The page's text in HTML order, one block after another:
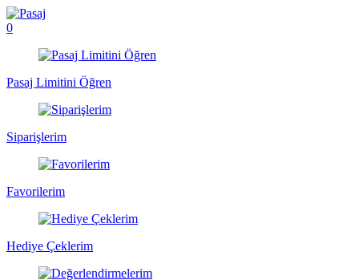
0
Pasaj Limitini Öğren
Siparişlerim
Favorilerim
Hediye Çeklerim